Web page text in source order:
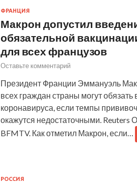
ФРАНЦИЯ
Макрон допустил
обязательной
для всех французов
Оставьте комментарий
Президент Франции Эммануэль
всех граждан страны могут обязать
коронавируса, если темпы
окажутся недостаточными. Reuters
BFMTV. Как отметил Макрон, если…
РОССИЯ